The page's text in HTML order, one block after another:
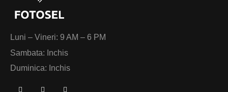
Luni – Vineri: 9 AM – 6 PM
Sambata: Inchis
Duminica: Inchis